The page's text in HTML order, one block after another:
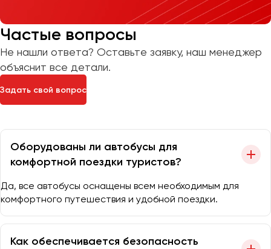
Частые вопросы
Не нашли ответа? Оставьте заявку, наш менеджер
объяснит все детали.
Задать свой вопрос
Оборудованы ли автобусы для
комфортной поездки туристов?
Да, все автобусы оснащены всем необходимым для
комфортного путешествия и удобной поездки.
Как обеспечивается безопасность